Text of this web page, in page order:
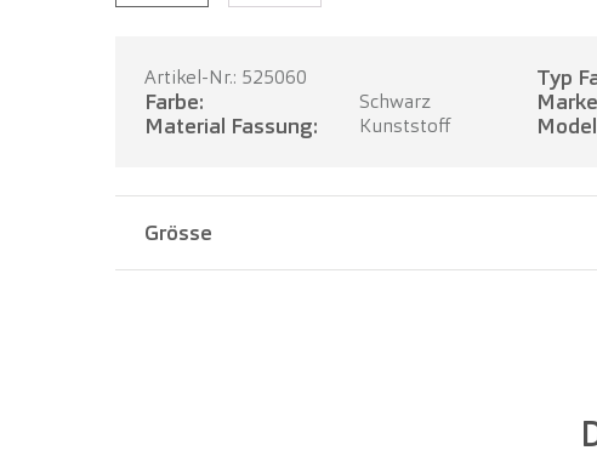
Artikel-Nr.: 525060 Typ
Farbe: Schwarz
Material Fassung: Kunststoff
Grösse